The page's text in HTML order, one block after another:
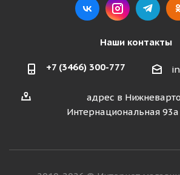
Наши контакты
+7 (3466) 300-777
адрес в
Интернациональная